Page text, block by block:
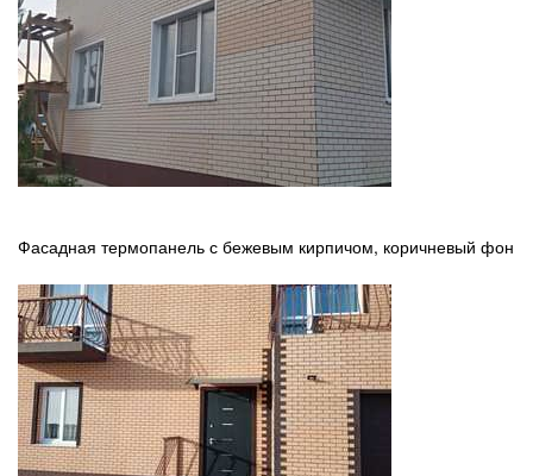
Фасадная термопанель с бежевым кирпичом, коричневый фон